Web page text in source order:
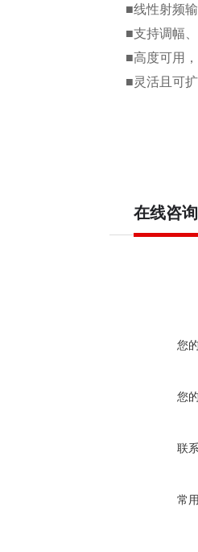
■线性射频
■支持调幅
■高度可用
■灵活且可
在线咨询
您
您
联
常